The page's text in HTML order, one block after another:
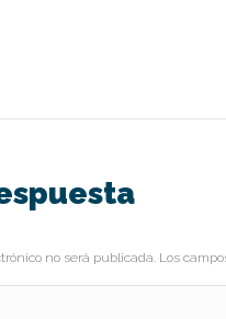
no será publicada. Los